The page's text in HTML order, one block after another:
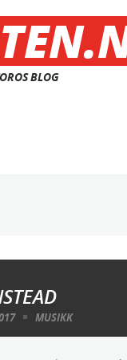
BLOG
MUSIKK